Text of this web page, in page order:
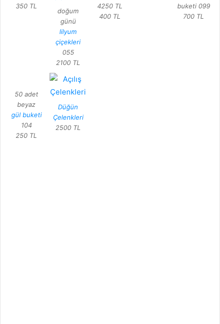
350 TL
doğum
günü
lilyum
çiçekleri
055
2100 TL
4250 TL
400 TL
buketi 099
700 TL
50 adet
beyaz
gül buketi
104
250 TL
Düğün
Çelenkleri
2500 TL